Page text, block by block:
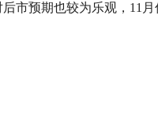
市预期也较为乐观，11